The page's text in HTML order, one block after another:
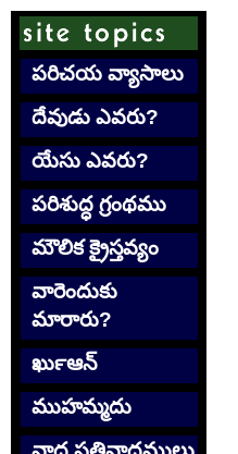
పరిచయ వ్యాసాలు
దేవుడు ఎవరు?
యేసు ఎవరు?
పరిశుద్ధ గ్రంథము
మౌలిక క్రైస్తవ్యం
వారెందుకు
మారారు?
ఖుర్‍ఆన్
ముహమ్మదు